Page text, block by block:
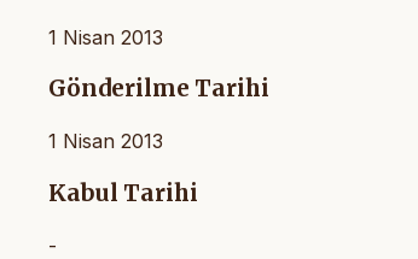
1 Nisan 2013
Gönderilme Tarihi
1 Nisan 2013
Kabul Tarihi
-